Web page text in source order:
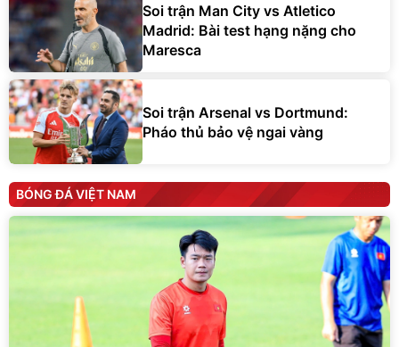
Soi trận Man City vs Atletico
Madrid: Bài test hạng nặng cho
Maresca
Soi trận Arsenal vs Dortmund:
Pháo thủ bảo vệ ngai vàng
BÓNG ĐÁ VIỆT NAM